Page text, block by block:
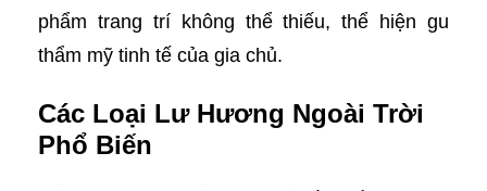
phẩm trang trí không thể thiếu, thể hiện gu
thẩm mỹ tinh tế của gia chủ.
Các Loại Lư Hương Ngoài Trời
Phổ Biến